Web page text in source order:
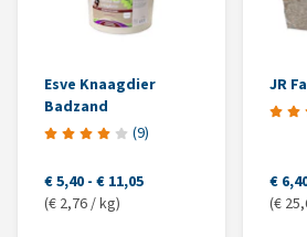
Esve Knaagdier
Badzand
(9)
€ 5,40 - € 11,05
(€ 2,76 / kg)
JR
€
(€